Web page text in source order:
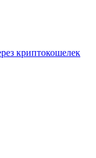
криптокошелек